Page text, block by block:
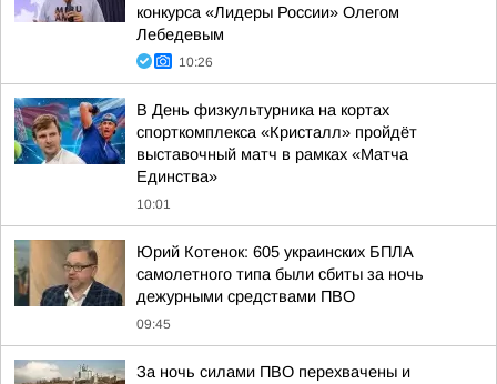
конкурса «Лидеры России» Олегом
Лебедевым
10:26
В День физкультурника на кортах
спорткомплекса «Кристалл» пройдёт
выставочный матч в рамках «Матча
Единства»
10:01
Юрий Котенок: 605 украинских БПЛА
самолетного типа были сбиты за ночь
дежурными средствами ПВО
09:45
За ночь силами ПВО перехвачены и